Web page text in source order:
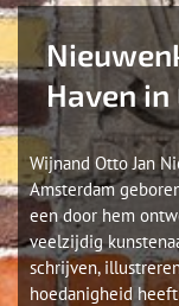
Haven in
Wijnand Otto Jan
Amsterdam
een door hem
veelzijdig
schrijven,
hoedanigheid